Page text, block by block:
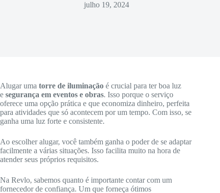
julho 19, 2024
Alugar uma torre de iluminação é crucial para ter boa luz
e segurança em eventos e obras. Isso porque o serviço
oferece uma opção prática e que economiza dinheiro, perfeita
para atividades que só acontecem por um tempo. Com isso, se
ganha uma luz forte e consistente.
Ao escolher alugar, você também ganha o poder de se adaptar
facilmente a várias situações. Isso facilita muito na hora de
atender seus próprios requisitos.
Na Revlo, sabemos quanto é importante contar com um
fornecedor de confiança. Um que forneça ótimos